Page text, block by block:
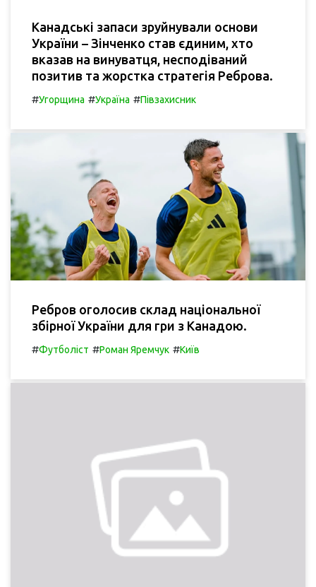
Канадські запаси зруйнували основи
України – Зінченко став єдиним, хто
вказав на винуватця, несподіваний
позитив та жорстка стратегія Реброва.
#Угорщина #Україна #Півзахисник
Ребров оголосив склад національної
збірної України для гри з Канадою.
#Футболіст #Роман Яремчук #Київ